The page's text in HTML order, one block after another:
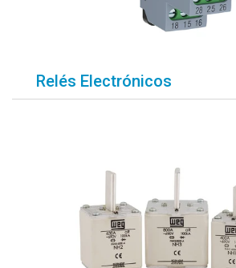
Relés Electrónicos